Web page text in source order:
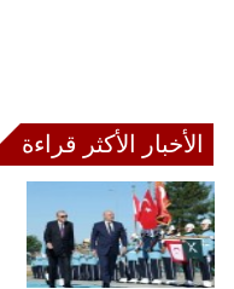
الأخبار الأكثر قراءة